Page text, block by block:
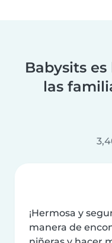
Babysits
las
¡Hermosa y
manera de